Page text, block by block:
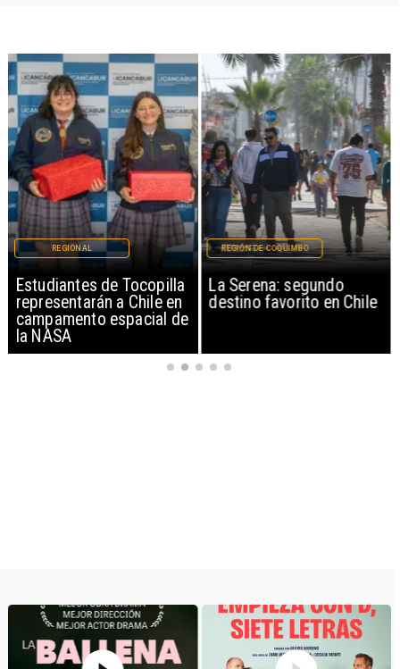
Estudiantes de Tocopilla
representarán a Chile en
campamento espacial de
la NASA
REGIONAL
La Serena: segundo
destino favorito en Chile
REGIÓN DE COQUIMBO